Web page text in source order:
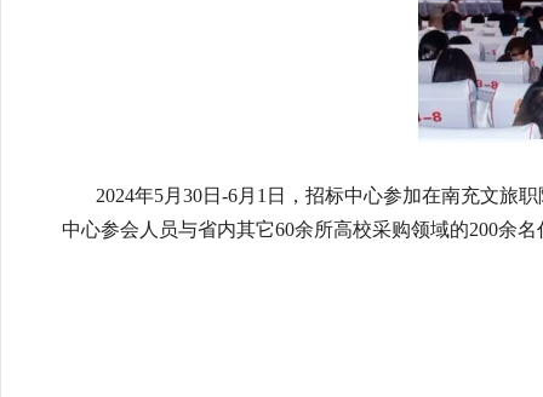
2024年5月30日-6月1日，招标中心参加在南充文旅
中心参会人员与省内其它60余所高校采购领域的200余